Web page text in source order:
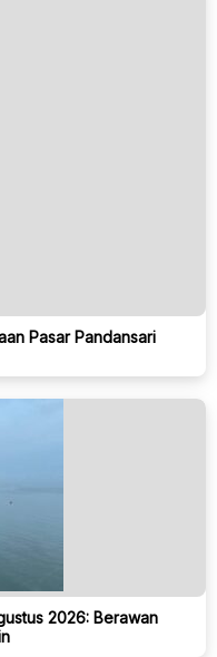
Pasar Pandansari
2026: Berawan